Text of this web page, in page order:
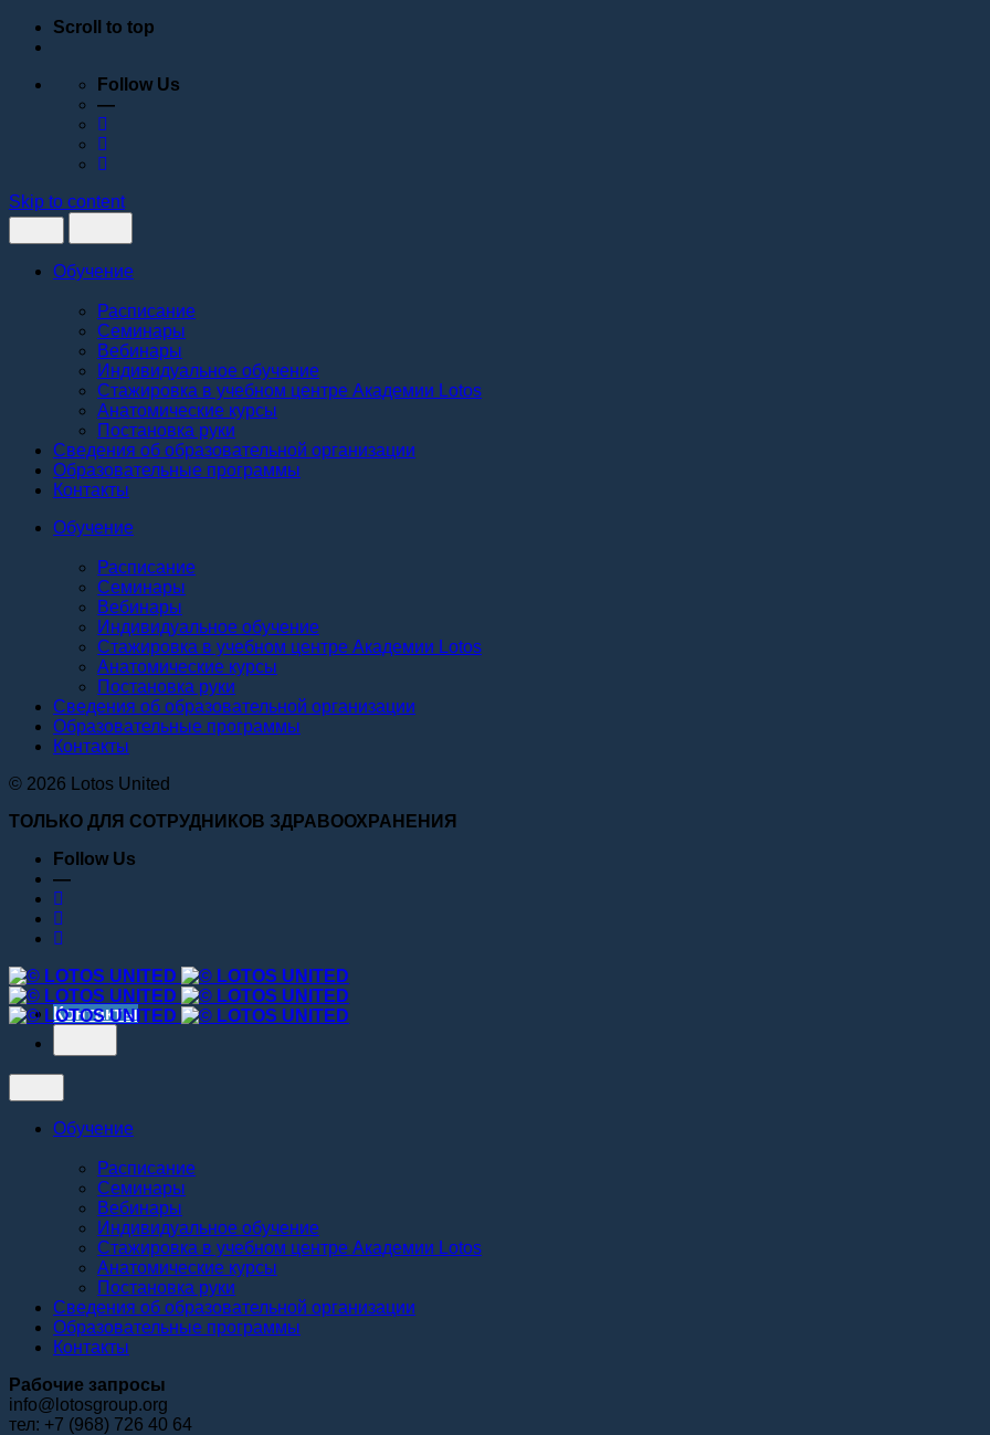
Scroll to top
Follow Us
—
Skip to content
Обучение
Расписание
Семинары
Вебинары
Индивидуальное обучение
Стажировка в учебном центре Академии Lotos
Анатомические курсы
Постановка руки
Сведения об образовательной организации
Образовательные программы
Контакты
Обучение
Расписание
Семинары
Вебинары
Индивидуальное обучение
Стажировка в учебном центре Академии Lotos
Анатомические курсы
Постановка руки
Сведения об образовательной организации
Образовательные программы
Контакты
© 2026 Lotos United
ТОЛЬКО ДЛЯ СОТРУДНИКОВ ЗДРАВООХРАНЕНИЯ
Follow Us
—
Контакты
Обучение
Расписание
Семинары
Вебинары
Индивидуальное обучение
Стажировка в учебном центре Академии Lotos
Анатомические курсы
Постановка руки
Сведения об образовательной организации
Образовательные программы
Контакты
Рабочие запросы
info@lotosgroup.org
тел: +7 (968) 726 40 64